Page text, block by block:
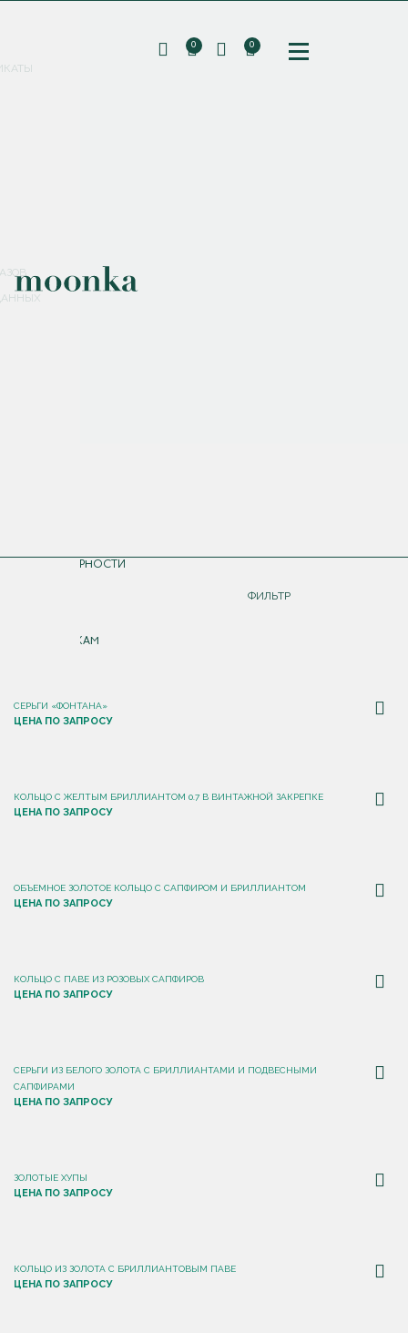
Соглашаюсь с
0 0
ПО ПОПУЛЯРНОСТИ
ПО НОВИНКАМ
ФИЛЬТР
СЕРЬГИ «ФОНТАНА»
ЦЕНА ПО ЗАПРОСУ
КОЛЬЦО С ЖЕЛТЫМ БРИЛЛИАНТОМ 0.7 В ВИНТАЖНОЙ ЗАКРЕПКЕ
ЦЕНА ПО ЗАПРОСУ
ОБЪЕМНОЕ ЗОЛОТОЕ КОЛЬЦО С САПФИРОМ И БРИЛЛИАНТОМ
ЦЕНА ПО ЗАПРОСУ
КОЛЬЦО С ПАВЕ ИЗ РОЗОВЫХ САПФИРОВ
ЦЕНА ПО ЗАПРОСУ
СЕРЬГИ ИЗ БЕЛОГО ЗОЛОТА С БРИЛЛИАНТАМИ И ПОДВЕСНЫМИ
САПФИРАМИ
ЦЕНА ПО ЗАПРОСУ
ЗОЛОТЫЕ ХУПЫ
ЦЕНА ПО ЗАПРОСУ
КОЛЬЦО ИЗ ЗОЛОТА С БРИЛЛИАНТОВЫМ ПАВЕ
ЦЕНА ПО ЗАПРОСУ